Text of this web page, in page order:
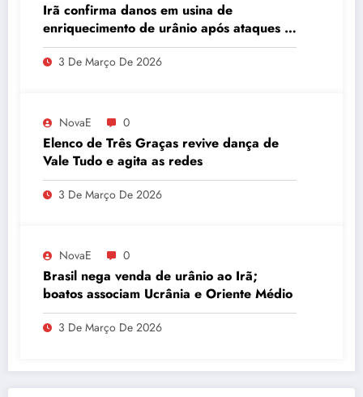
Irã confirma danos em usina de
enriquecimento de urânio após ataques e
embaixador evita detalhes sobre
quantidade de urânio enriquecido
3 De Março De 2026
NovaE 0
Elenco de Três Graças revive dança de
Vale Tudo e agita as redes
3 De Março De 2026
NovaE 0
Brasil nega venda de urânio ao Irã;
boatos associam Ucrânia e Oriente Médio
3 De Março De 2026